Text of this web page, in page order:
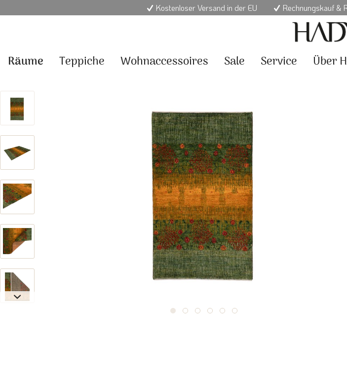
Kostenloser Versand in der EU Rechnungskauf &
Räume Teppiche Wohnaccessoires Sale Service Über